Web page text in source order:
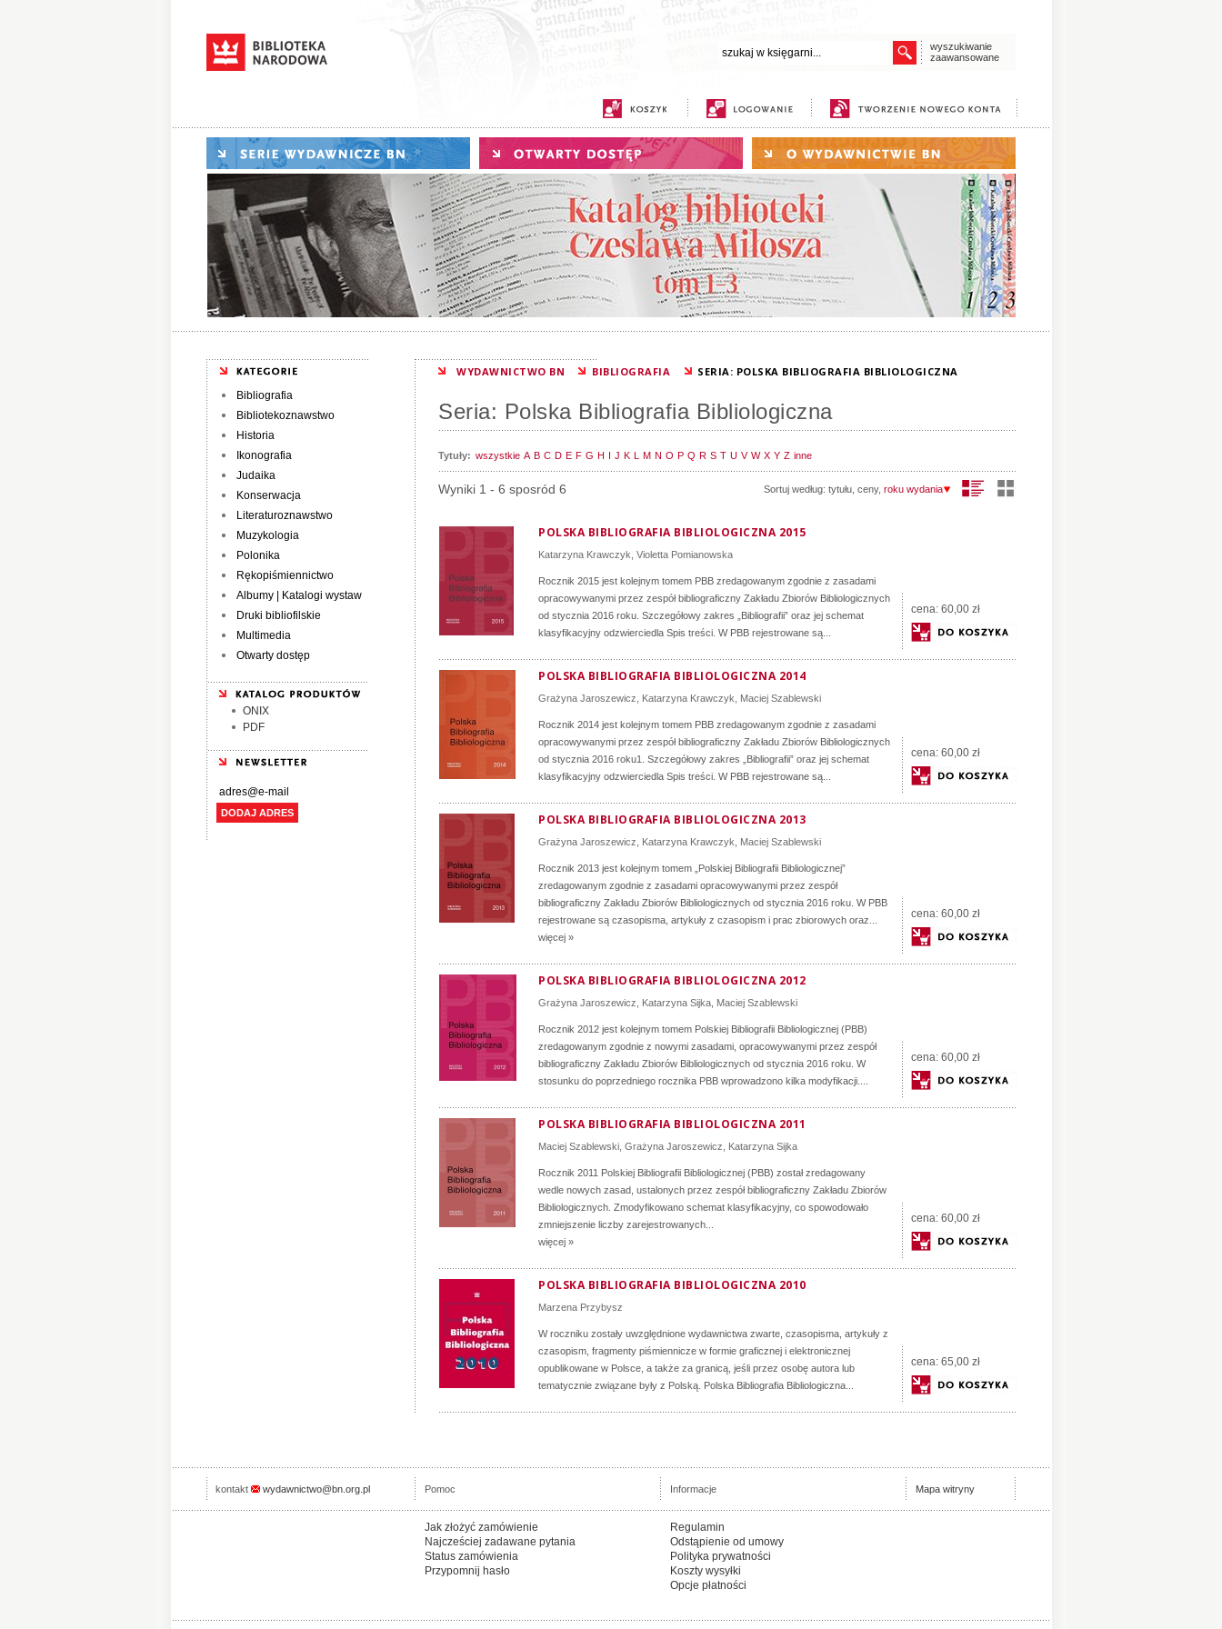
wyszukiwanie
zaawansowane
Bibliografia
Bibliotekoznawstwo
Historia
Ikonografia
Judaika
Konserwacja
Literaturoznawstwo
Muzykologia
Polonika
Rękopiśmiennictwo
Albumy | Katalogi wystaw
Druki bibliofilskie
Multimedia
Otwarty dostęp
ONIX
PDF
DODAJ ADRES
WYDAWNICTWO BN BIBLIOGRAFIA SERIA: POLSKA BIBLIOGRAFIA BIBLIOLOGICZNA
Seria: Polska Bibliografia Bibliologiczna
Tytuły: wszystkie A B C D E F G H I J K L M N O P Q R S T U V W X Y Z inne
Sortuj według: tytułu ceny, roku wydania
Wyniki 1 - 6 sposród 6
POLSKA BIBLIOGRAFIA BIBLIOLOGICZNA 2015
Katarzyna Krawczyk Violetta Pomianowska
Rocznik 2015 jest kolejnym tomem PBB zredagowanym zgodnie z zasadami
opracowywanymi przez zespół bibliograficzny Zakładu Zbiorów Bibliologicznych
od stycznia 2016 roku. Szczegółowy zakres „Bibliografii” oraz jej schemat
klasyfikacyjny odzwierciedla Spis treści. W PBB rejestrowane są...
cena: 60,00 zł
POLSKA BIBLIOGRAFIA BIBLIOLOGICZNA 2014
Grażyna Jaroszewicz Katarzyna Krawczyk Maciej Szablewski
Rocznik 2014 jest kolejnym tomem PBB zredagowanym zgodnie z zasadami
opracowywanymi przez zespół bibliograficzny Zakładu Zbiorów Bibliologicznych
od stycznia 2016 roku1. Szczegółowy zakres „Bibliografii” oraz jej schemat
klasyfikacyjny odzwierciedla Spis treści. W PBB rejestrowane są...
cena: 60,00 zł
POLSKA BIBLIOGRAFIA BIBLIOLOGICZNA 2013
Grażyna Jaroszewicz Katarzyna Krawczyk Maciej Szablewski
Rocznik 2013 jest kolejnym tomem „Polskiej Bibliografii Bibliologicznej”
zredagowanym zgodnie z zasadami opracowywanymi przez zespół
bibliograficzny Zakładu Zbiorów Bibliologicznych od stycznia 2016 roku. W PBB
rejestrowane są czasopisma, artykuły z czasopism i prac zbiorowych oraz...
więcej »
cena: 60,00 zł
POLSKA BIBLIOGRAFIA BIBLIOLOGICZNA 2012
Grażyna Jaroszewicz Katarzyna Sijka Maciej Szablewski
Rocznik 2012 jest kolejnym tomem Polskiej Bibliografii Bibliologicznej (PBB)
zredagowanym zgodnie z nowymi zasadami, opracowywanymi przez zespół
bibliograficzny Zakładu Zbiorów Bibliologicznych od stycznia 2016 roku. W
stosunku do poprzedniego rocznika PBB wprowadzono kilka modyfikacji....
cena: 60,00 zł
POLSKA BIBLIOGRAFIA BIBLIOLOGICZNA 2011
Maciej Szablewski Grażyna Jaroszewicz Katarzyna Sijka
Rocznik 2011 Polskiej Bibliografii Bibliologicznej (PBB) został zredagowany
wedle nowych zasad, ustalonych przez zespół bibliograficzny Zakładu Zbiorów
Bibliologicznych. Zmodyfikowano schemat klasyfikacyjny, co spowodowało
zmniejszenie liczby zarejestrowanych...
więcej »
cena: 60,00 zł
POLSKA BIBLIOGRAFIA BIBLIOLOGICZNA 2010
Marzena Przybysz
W roczniku zostały uwzględnione wydawnictwa zwarte, czasopisma, artykuły z
czasopism, fragmenty piśmiennicze w formie graficznej i elektronicznej
opublikowane w Polsce, a także za granicą, jeśli przez osobę autora lub
tematycznie związane były z Polską. Polska Bibliografia Bibliologiczna...
cena: 65,00 zł
kontakt wydawnictwo@bn.org.pl Pomoc Informacje Mapa witryny
Jak złożyć zamówienie
Najcześciej zadawane pytania
Status zamówienia
Przypomnij hasło
Regulamin
Odstąpienie od umowy
Polityka prywatności
Koszty wysyłki
Opcje płatności